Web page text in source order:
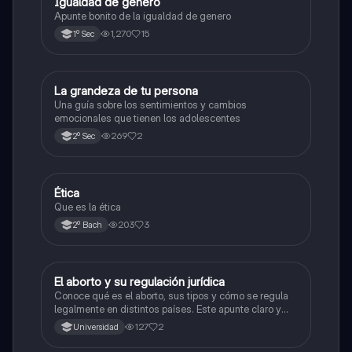
Apunte bonito de la igualdad de genero
1º Sec 1,270 15
Formación Cívica y Ética
La grandeza de tu persona
Una guía sobre los sentimientos y cambios
emocionales que tienen los adolescentes
2º Sec 269 2
Ética y valores
Ética
Que es la ética
2º Bach 203 3
Ética y valores
El aborto y su regulación jurídica
Conoce qué es el aborto, sus tipos y cómo se regula
legalmente en distintos países. Este apunte claro y
resumido es ideal para tareas, exámenes o debates.
¡Descárgalo y prepárate con información confiable!
Universidad 127 2